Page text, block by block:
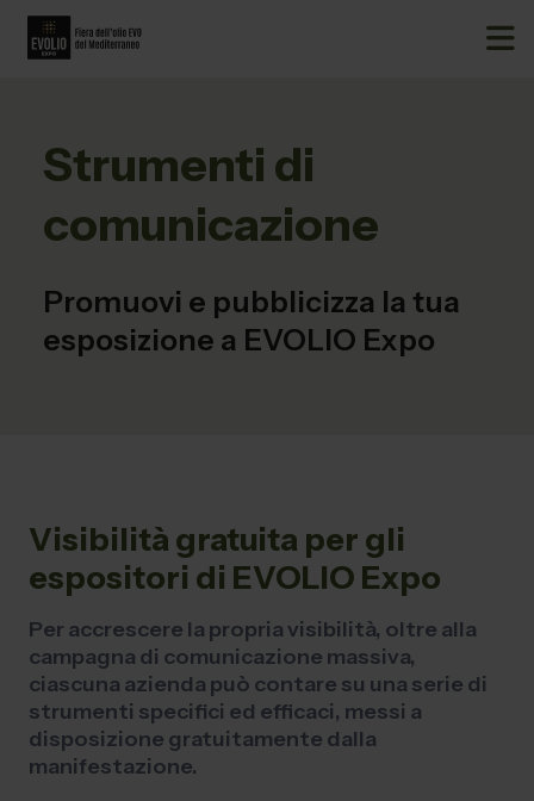
Strumenti di
comunicazione
Promuovi e pubblicizza la tua
esposizione a EVOLIO Expo
Visibilità gratuita per gli
espositori di EVOLIO Expo
Per accrescere la propria visibilità, oltre alla
campagna di comunicazione massiva,
ciascuna azienda può contare su una serie di
strumenti specifici ed efficaci, messi a
disposizione gratuitamente dalla
manifestazione.